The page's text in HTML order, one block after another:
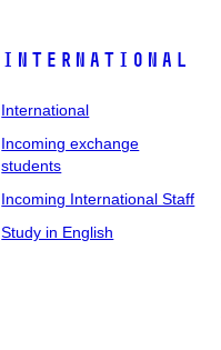
International
International
Incoming exchange
students
Incoming International Staff
Study in English